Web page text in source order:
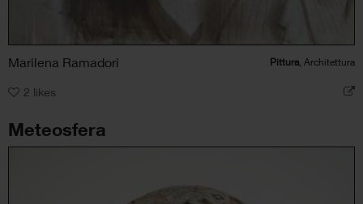
Marilena Ramadori Pittura, Architettura
2 likes
Meteosfera